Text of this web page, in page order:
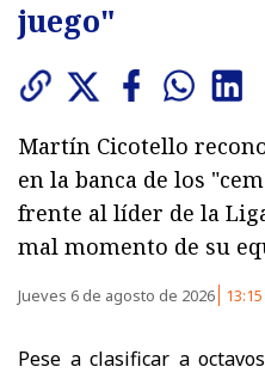
juego"
Martín Cicotello
en la banca de los
frente al líder de la
mal momento de su
Jueves 6 de agosto de 2026 13:15
Pese a clasificar a